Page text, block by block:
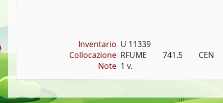
Inventario U 11339
Collocazione RFUME        741.5        CEN
Note 1 v.